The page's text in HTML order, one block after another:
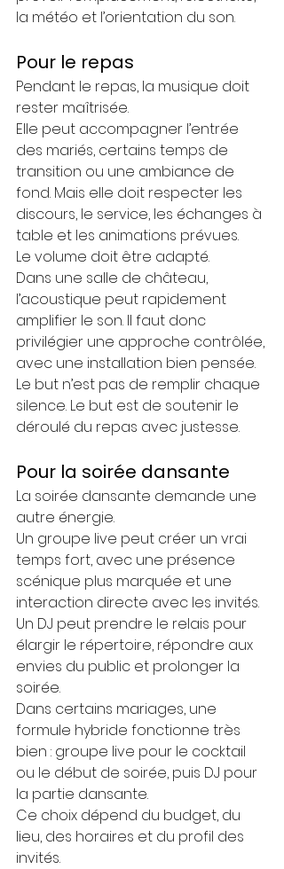
la météo et l’orientation du son.
Pour le repas
Pendant le repas, la musique doit
rester maîtrisée.
Elle peut accompagner l’entrée
des mariés, certains temps de
transition ou une ambiance de
fond. Mais elle doit respecter les
discours, le service, les échanges à
table et les animations prévues.
Le volume doit être adapté.
Dans une salle de château,
l’acoustique peut rapidement
amplifier le son. Il faut donc
privilégier une approche contrôlée,
avec une installation bien pensée.
Le but n’est pas de remplir chaque
silence. Le but est de soutenir le
déroulé du repas avec justesse.
Pour la soirée dansante
La soirée dansante demande une
autre énergie.
Un groupe live peut créer un vrai
temps fort, avec une présence
scénique plus marquée et une
interaction directe avec les invités.
Un DJ peut prendre le relais pour
élargir le répertoire, répondre aux
envies du public et prolonger la
soirée.
Dans certains mariages, une
formule hybride fonctionne très
bien : groupe live pour le cocktail
ou le début de soirée, puis DJ pour
la partie dansante.
Ce choix dépend du budget, du
lieu, des horaires et du profil des
invités.